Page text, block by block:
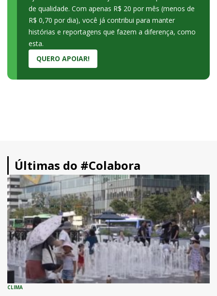
de qualidade. Com apenas R$ 20 por mês (menos de
R$ 0,70 por dia), você já contribui para manter
histórias e reportagens que fazem a diferença, como
esta.
QUERO APOIAR!
Últimas do #Colabora
CLIMA